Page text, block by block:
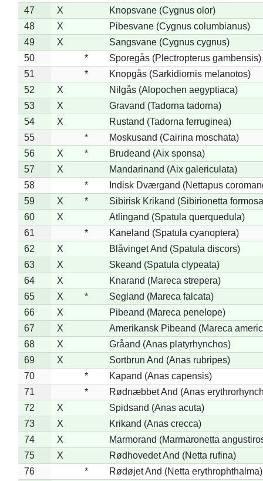
47
X
Knopsvane (Cygnus olor)
48
X
Pibesvane (Cygnus columbianus)
49
X
Sangsvane (Cygnus cygnus)
50
*
Sporegås (Plectropterus gambensis)
51
*
Knopgås (Sarkidiornis melanotos)
52
X
Nilgås (Alopochen aegyptiaca)
53
X
Gravand (Tadorna tadorna)
54
X
Rustand (Tadorna ferruginea)
55
*
Moskusand (Cairina moschata)
56
X *
Brudeand (Aix sponsa)
57
X
Mandarinand (Aix galericulata)
58
*
Indisk Dværgand (Nettapus
59
X *
Sibirisk Krikand (Sibirionetta
60
X
Atlingand (Spatula querquedula)
61
*
Kaneland (Spatula cyanoptera)
62
X
Blåvinget And (Spatula discors)
63
X
Skeand (Spatula clypeata)
64
X
Knarand (Mareca strepera)
65
X *
Segland (Mareca falcata)
66
X
Pibeand (Mareca penelope)
67
X
Amerikansk Pibeand (Mareca
68
X
Gråand (Anas platyrhynchos)
69
X
Sortbrun And (Anas rubripes)
70
*
Kapand (Anas capensis)
71
*
Rødnæbbet And (Anas
72
X
Spidsand (Anas acuta)
73
X
Krikand (Anas crecca)
74
X
Marmorand (Marmaronetta
75
X
Rødhovedet And (Netta rufina)
76
*
Rødøjet And (Netta erythrophthalma)